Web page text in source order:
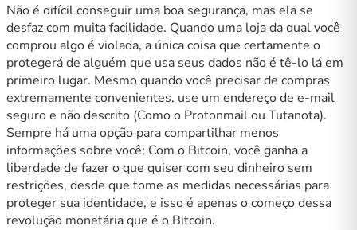
Não é difícil conseguir uma boa segurança, mas ela se
desfaz com muita facilidade. Quando uma loja da qual você
comprou algo é violada, a única coisa que certamente o
protegerá de alguém que usa seus dados não é tê-lo lá em
primeiro lugar. Mesmo quando você precisar de compras
extremamente convenientes, use um endereço de e-mail
seguro e não descrito (Como o Protonmail ou Tutanota).
Sempre há uma opção para compartilhar menos
informações sobre você; Com o Bitcoin, você ganha a
liberdade de fazer o que quiser com seu dinheiro sem
restrições, desde que tome as medidas necessárias para
proteger sua identidade, e isso é apenas o começo dessa
revolução monetária que é o Bitcoin.